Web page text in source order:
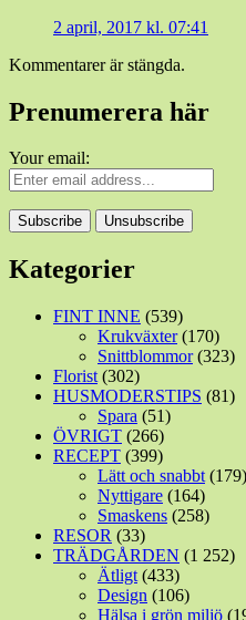
2 april, 2017 kl. 07:41
Kommentarer är stängda.
Prenumerera här
Your email:
Kategorier
FINT INNE (539)
Krukväxter(170)
Snittblommor(323)
Florist (302)
HUSMODERSTIPS (81)
Spara (51)
ÖVRIGT (266)
RECEPT (399)
Lätt och snabbt (179)
Nyttigare (164)
Smaskens (258)
RESOR (33)
TRÄDGÅRDEN (1 252)
Ätligt (433)
Design (106)
Hälsa i grön miljö